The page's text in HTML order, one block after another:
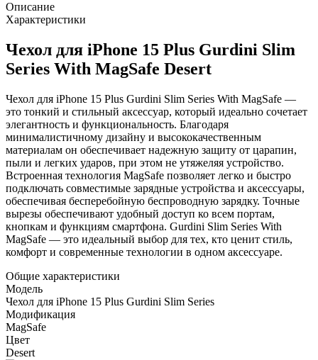
Описание
Характеристики
Чехол для iPhone 15 Plus Gurdini Slim
Series With MagSafe Desert
Чехол для iPhone 15 Plus Gurdini Slim Series With MagSafe —
это тонкий и стильный аксессуар, который идеально сочетает
элегантность и функциональность. Благодаря
минималистичному дизайну и высококачественным
материалам он обеспечивает надежную защиту от царапин,
пыли и легких ударов, при этом не утяжеляя устройство.
Встроенная технология MagSafe позволяет легко и быстро
подключать совместимые зарядные устройства и аксессуары,
обеспечивая бесперебойную беспроводную зарядку. Точные
вырезы обеспечивают удобный доступ ко всем портам,
кнопкам и функциям смартфона. Gurdini Slim Series With
MagSafe — это идеальный выбор для тех, кто ценит стиль,
комфорт и современные технологии в одном аксессуаре.
Общие характеристики
Модель
Чехол для iPhone 15 Plus Gurdini Slim Series
Модификация
MagSafe
Цвет
Desert